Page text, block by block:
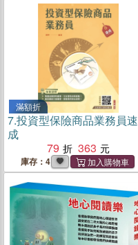
滿額折
7.投資型保險商品業務員速
成
79
363
庫存：4